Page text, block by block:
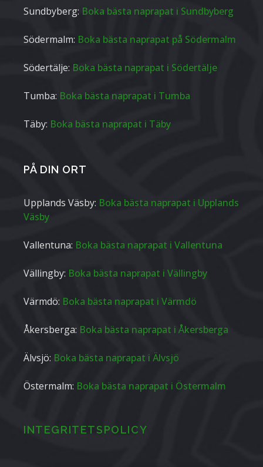
Sundbyberg: Boka bästa naprapat i Sundbyberg
Södermalm: Boka bästa naprapat på Södermalm
Södertälje: Boka bästa naprapat i Södertälje
Tumba: Boka bästa naprapat i Tumba
Täby: Boka bästa naprapat i Täby
PÅ DIN ORT
Upplands Väsby: Boka bästa naprapat i Upplands
Väsby
Vallentuna: Boka bästa naprapat i Vallentuna
Vällingby: Boka bästa naprapat i Vällingby
Värmdö: Boka bästa naprapat i Värmdö
Åkersberga: Boka bästa naprapat i Åkersberga
Älvsjö: Boka bästa naprapat i Älvsjö
Östermalm: Boka bästa naprapat i Östermalm
INTEGRITETSPOLICY